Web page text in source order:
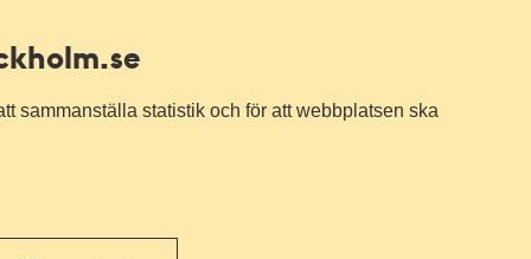
sammanställa statistik och för att webbplatsen ska